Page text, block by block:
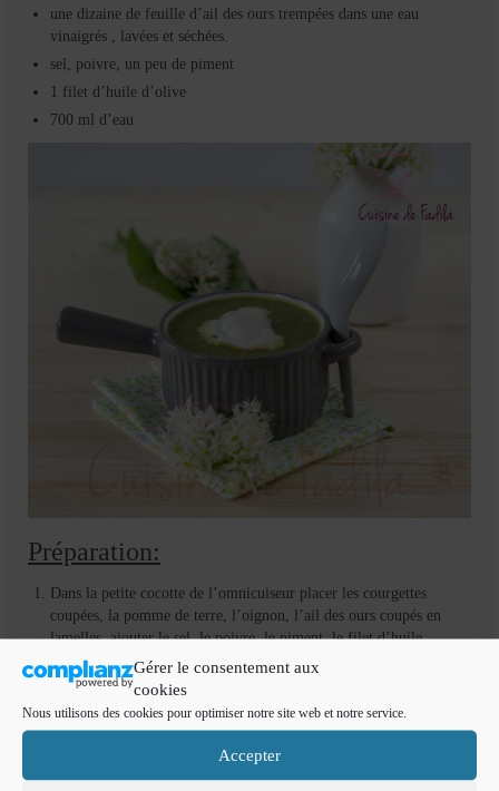
Gérer le consentement aux
cookies
Nous utilisons des cookies pour optimiser notre site web et notre service.
Accepter
une dizaine de feuille d’ail des ours trempées dans une eau
vinaigrés , lavées et séchées.
sel, poivre, un peu de piment
1 filet d’huile d’olive
700 ml d’eau
Préparation:
Dans la petite cocotte de l’omnicuiseur placer les courgettes
coupées, la pomme de terre, l’oignon, l’ail des ours coupés en
lamelles, ajouter le sel, le poivre, le piment, le filet d’huile
d’olive.